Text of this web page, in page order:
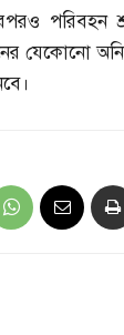
পরিবহন
যেকোনো